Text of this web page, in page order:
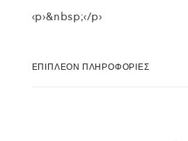
<p>&nbsp;</p>
ΕΠΙΠΛΈΟΝ ΠΛΗΡΟΦΟΡΊΕΣ